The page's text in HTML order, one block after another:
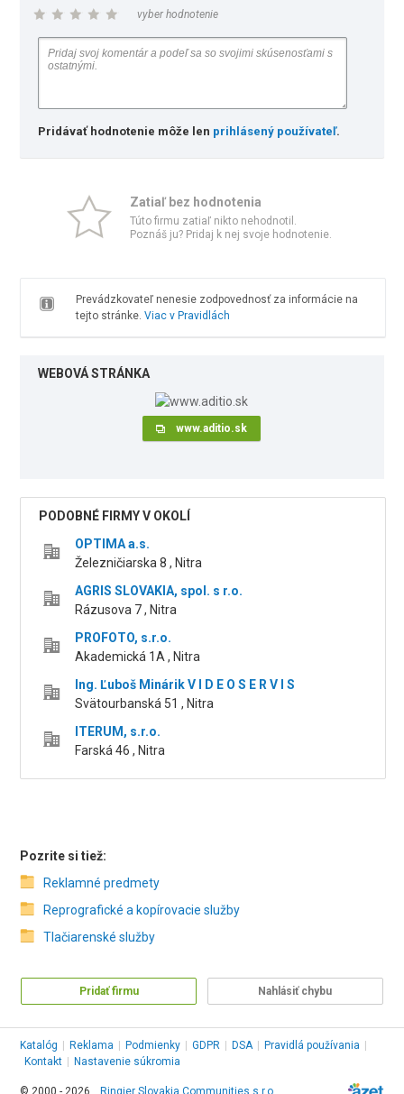
vyber hodnotenie
Pridávať hodnotenie môže len prihlásený používateľ.
Zatiaľ bez hodnotenia
Túto firmu zatiaľ nikto nehodnotil.
Poznáš ju? Pridaj k nej svoje hodnotenie.
Prevádzkovateľ nenesie zodpovednosť za informácie na
tejto stránke. Viac v Pravidlách
WEBOVÁ STRÁNKA
www.aditio.sk
PODOBNÉ FIRMY V OKOLÍ
OPTIMA a.s.
Železničiarska 8 , Nitra
AGRIS SLOVAKIA, spol. s r.o.
Rázusova 7 , Nitra
PROFOTO, s.r.o.
Akademická 1A , Nitra
Ing. Ľuboš Minárik V I D E O S E R V I S
Svätourbanská 51 , Nitra
ITERUM, s.r.o.
Farská 46 , Nitra
Pozrite si tiež:
Reklamné predmety
Reprografické a kopírovacie služby
Tlačiarenské služby
Pridať firmu Nahlásiť chybu
Katalóg Reklama Podmienky GDPR DSA Pravidlá používania
Kontakt
Nastavenie súkromia
© 2000 - 2026, Ringier Slovakia Communities s.r.o.